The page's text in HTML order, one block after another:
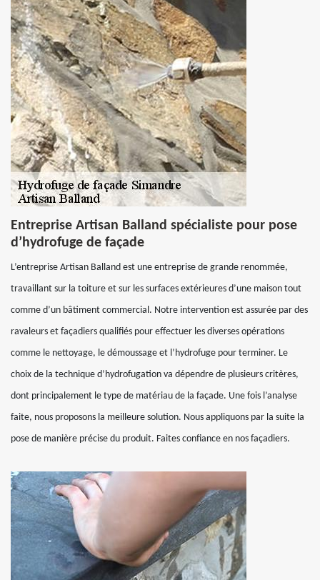
Entreprise Artisan Balland spécialiste pour pose
d’hydrofuge de façade
L’entreprise Artisan Balland est une entreprise de grande renommée,
travaillant sur la toiture et sur les surfaces extérieures d’une maison tout
comme d’un bâtiment commercial. Notre intervention est assurée par des
ravaleurs et façadiers qualifiés pour effectuer les diverses opérations
comme le nettoyage, le démoussage et l’hydrofuge pour terminer. Le
choix de la technique d’hydrofugation va dépendre de plusieurs critères,
dont principalement le type de matériau de la façade. Une fois l’analyse
faite, nous proposons la meilleure solution. Nous appliquons par la suite la
pose de manière précise du produit. Faites confiance en nos façadiers.